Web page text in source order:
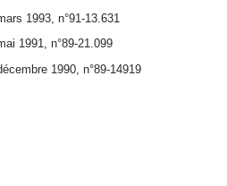
1993, n°91-13.631
1991, n°89-21.099
1990, n°89-14919